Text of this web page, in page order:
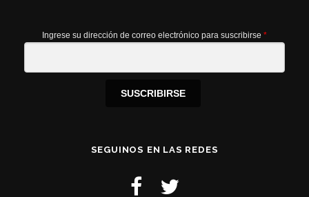
Ingrese su dirección de correo electrónico para suscribirse *
SUSCRIBIRSE
SEGUINOS EN LAS REDES